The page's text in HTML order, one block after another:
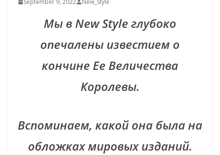
September 9, 2022 New_Style
Мы в New Style глубоко
опечалены известием о
кончине Ее Величества
Королевы.
Вспоминаем, какой она была на
обложках мировых изданий.